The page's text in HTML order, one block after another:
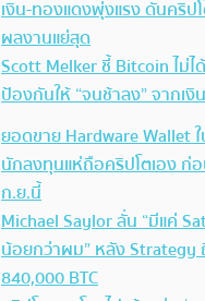
เงิน-ทองแดงพุ่งแรง ดันคริป
ผลงานแย่สุด
Scott Melker ชี้ Bitcoin ไม่ไ
ป้องกันให้ “จนช้าลง” จากเงิ
ยอดขาย Hardware Wallet
นักลงทุนแห่ถือคริปโตเอง ก่อ
ก.ย.นี้
Michael Saylor ลั่น “มีแค่
น้อยกว่าผม” หลัง Strategy
840,000 BTC